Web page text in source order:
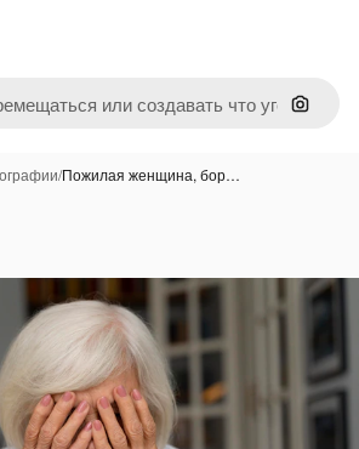
Поиск
/Пожилая женщина, бор…